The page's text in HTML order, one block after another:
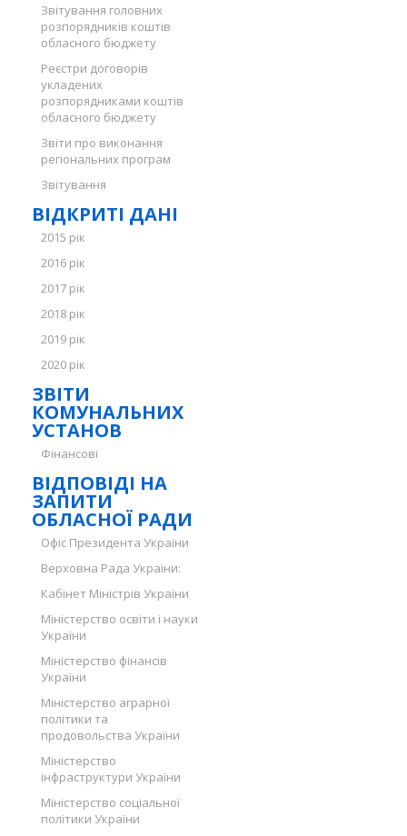
Звітування головних
розпорядників коштів
обласного бюджету
Реєстри договорів
укладених
розпорядниками коштів
обласного бюджету
Звіти про виконання
регіональних програм
Звітування
ВІДКРИТІ ДАНІ
2015 рік
2016 рік
2017 рік
2018 рік
2019 рік
2020 рік
ЗВІТИ
КОМУНАЛЬНИХ
УСТАНОВ
Фінансові
ВІДПОВІДІ НА
ЗАПИТИ
ОБЛАСНОЇ РАДИ
Офіс Президента України
Верховна Рада України:
Кабінет Міністрів України
Міністерство освіти і науки
України
Міністерство фінансів
України
Міністерство аграрної
політики та
продовольства України
Міністерство
інфраструктури України
Міністерство соціальної
політики України